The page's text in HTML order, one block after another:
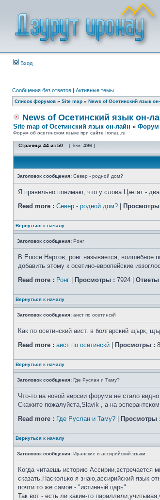
Вход
Сообщения без ответов | Активные темы
Список форумов » Site map » News of Осетинский язык
News of Осетинский язык он-
Site map of Осетинский язык он-лайн » Форум
Форум об осетинском языке при сайте Ironau.ru
Страница 44 из 50 [ Тем: 496 ]
Заголовок сообщения: Север - родной дом?
Я правильно понимаю, что у слова Цæгат - два
Read more : Север - родной дом?
Вернуться к началу
Заголовок сообщения: Ронг
В Епосе Нартов, ронг называется, волшебное
добавить этому к осетино-европейские
Read more : Ронг Просмотры : 7924 | Ответы
Вернуться к началу
Заголовок сообщения: аист по осетинскй
Как по осетинский аист. в болгарский щърк,
Read more : аист по осетинскй Просмотры :
Вернуться к началу
Заголовок сообщения: Где Руслан и Таму?
Что-то на новой версии форума не стало
Скажите пожалуйста,Slavik , а на
Read more : Где Руслан и Таму? Просмотры :
Вернуться к началу
Заголовок сообщения: Иранские и ассирийский языки
Когда читаешь историю Ассирии,встречается
сказать.Насколько я знаю,ассирийский язык
почти то же самое - "истинный царь".
Так вот - есть ли какие-то